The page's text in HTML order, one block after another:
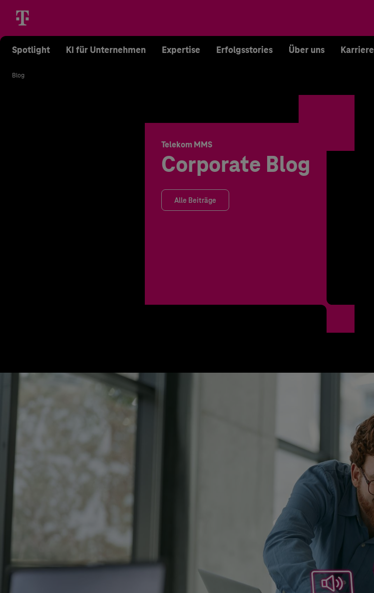
Spotlight KI für Unternehmen Expertise Erfolgsstories Über uns Karriere
Blog
Telekom MMS
Corporate Blog
Alle Beiträge